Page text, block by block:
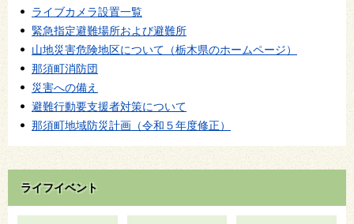
ライブカメラ設置一覧
緊急指定避難場所および避難所
山地災害危険地区について（栃木県のホームページ）
那須町消防団
災害への備え
避難行動要支援者対策について
那須町地域防災計画（令和５年度修正）
ライフイベント